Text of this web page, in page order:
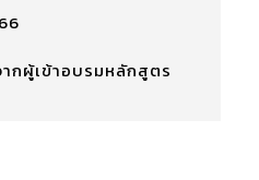
กผู้เข้าอบรมหลักสูตร